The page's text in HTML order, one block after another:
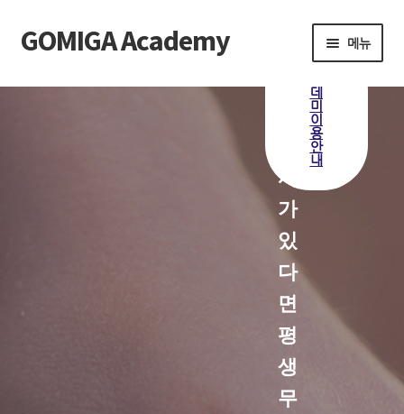
GOMIGA Academy 메뉴
Home
사
가
있
다
면
평
생
무
클
래
스
전
체
보
기
아
데
미
이
용
안
내